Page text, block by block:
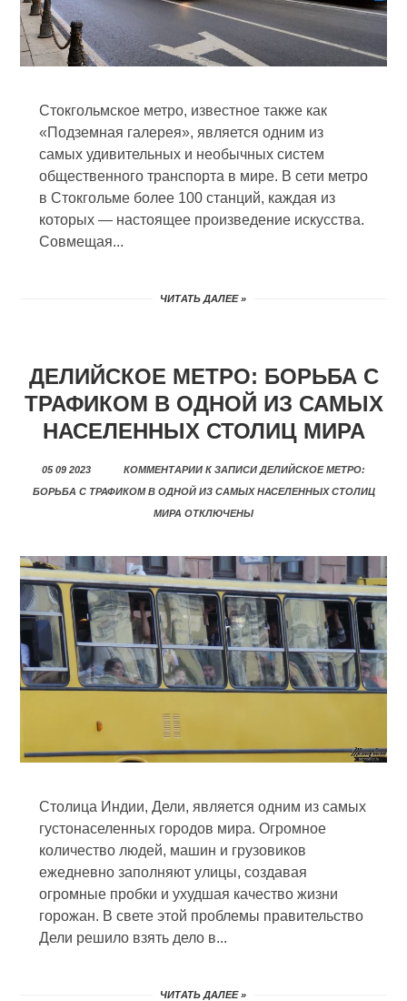
Стокгольмское метро, известное также как
«Подземная галерея», является одним из
самых удивительных и необычных систем
общественного транспорта в мире. В сети метро
в Стокгольме более 100 станций, каждая из
которых — настоящее произведение искусства.
Совмещая...
ЧИТАТЬ ДАЛЕЕ »
ДЕЛИЙСКОЕ МЕТРО: БОРЬБА С
ТРАФИКОМ В ОДНОЙ ИЗ САМЫХ
НАСЕЛЕННЫХ СТОЛИЦ МИРА
05 09 2023 КОММЕНТАРИИ К ЗАПИСИ ДЕЛИЙСКОЕ МЕТРО:
БОРЬБА С ТРАФИКОМ В ОДНОЙ ИЗ САМЫХ НАСЕЛЕННЫХ СТОЛИЦ
МИРА ОТКЛЮЧЕНЫ
Столица Индии, Дели, является одним из самых
густонаселенных городов мира. Огромное
количество людей, машин и грузовиков
ежедневно заполняют улицы, создавая
огромные пробки и ухудшая качество жизни
горожан. В свете этой проблемы правительство
Дели решило взять дело в...
ЧИТАТЬ ДАЛЕЕ »